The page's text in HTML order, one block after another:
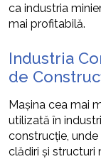
ca industria
mai profitabilă.
Industria
de
Mașina cea mai
utilizată în
construcție,
clădiri și structuri